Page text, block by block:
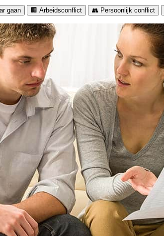
gaan 🏢 Arbeidsconflict 👥 Persoonlijk conflict